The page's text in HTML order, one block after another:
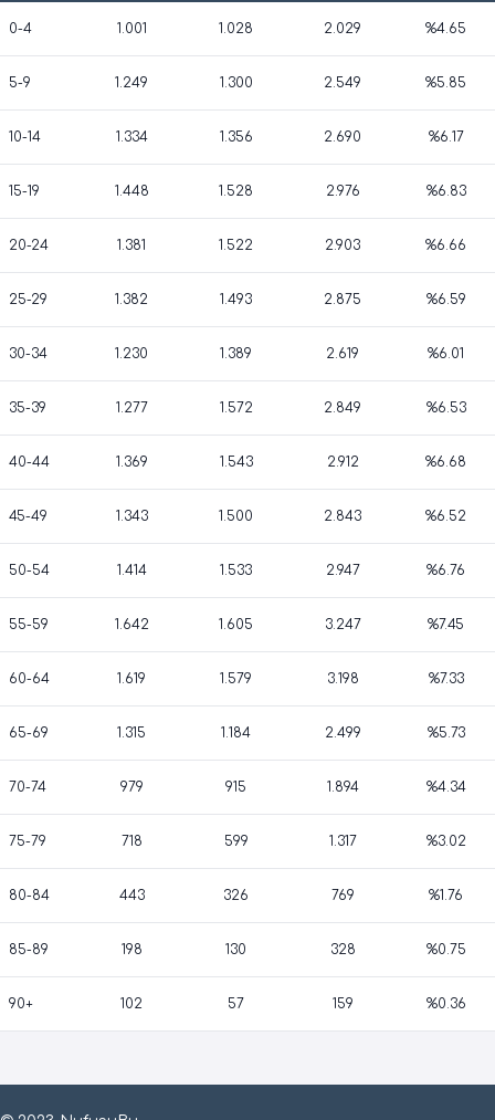
0-4 1.001 1.028 2.029 %4.65
5-9 1.249 1.300 2.549 %5.85
10-14 1.334 1.356 2.690 %6.17
15-19 1.448 1.528 2.976 %6.83
20-24 1.381 1.522 2.903 %6.66
25-29 1.382 1.493 2.875 %6.59
30-34 1.230 1.389 2.619 %6.01
35-39 1.277 1.572 2.849 %6.53
40-44 1.369 1.543 2.912 %6.68
45-49 1.343 1.500 2.843 %6.52
50-54 1.414 1.533 2.947 %6.76
55-59 1.642 1.605 3.247 %7.45
60-64 1.619 1.579 3.198 %7.33
65-69 1.315 1.184 2.499 %5.73
70-74 979 915 1.894 %4.34
75-79 718 599 1.317 %3.02
80-84 443 326 769 %1.76
85-89 198 130 328 %0.75
90+ 102 57 159 %0.36